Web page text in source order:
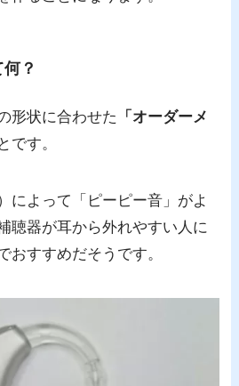
？
形状に合わせた
「オーダーメ
です。
によって「ピーピー音」がよ
聴器が耳から外れやすい人に
おすすめだそうです。